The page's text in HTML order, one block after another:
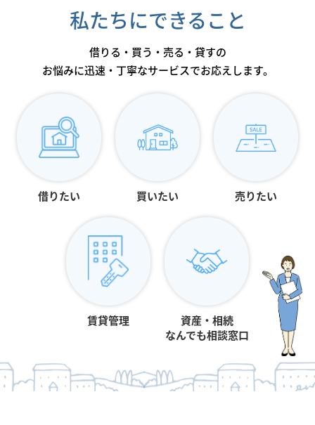
私たちにできること
借りる・買う・売る・貸すの
お悩みに迅速・丁寧なサービスでお応えします。
借りたい 買いたい 売りたい
賃貸管理
資産・相続
なんでも相談窓口